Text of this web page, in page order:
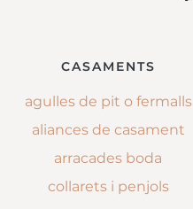
CASAMENTS
agulles de pit o fermalls
aliances de casament
arracades boda
collarets i penjols